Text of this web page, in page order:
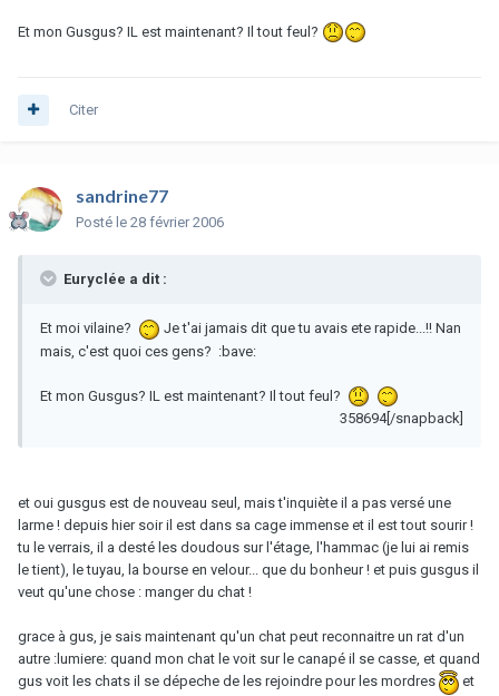
Et mon Gusgus? IL est maintenant? Il tout feul?
Citer
sandrine77
Posté le 28 février 2006
Euryclée a dit :
Et moi vilaine?
Je t'ai jamais dit que tu avais ete rapide...!! Nan
mais, c'est quoi ces gens? :bave:
Et mon Gusgus? IL est maintenant? Il tout feul?
358694[/snapback]
et oui gusgus est de nouveau seul, mais t'inquiète il a pas versé une
larme ! depuis hier soir il est dans sa cage immense et il est tout sourir !
tu le verrais, il a desté les doudous sur l'étage, l'hammac (je lui ai remis
le tient), le tuyau, la bourse en velour... que du bonheur ! et puis gusgus il
veut qu'une chose : manger du chat !
grace à gus, je sais maintenant qu'un chat peut reconnaitre un rat d'un
autre :lumiere: quand mon chat le voit sur le canapé il se casse, et quand
gus voit les chats il se dépeche de les rejoindre pour les mordres
et